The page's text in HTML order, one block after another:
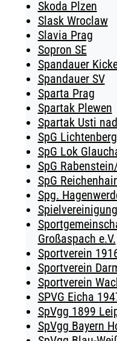
Skoda Plzen
Slask Wroclaw
Slavia Prag
Sopron SE
Spandauer
Spandauer SV
Sparta Prag
Spartak Plewen
Spartak Usti
SpG
SpG Lok
SpG
SpG
Spg.
Großaspach e.V.
Sportverein
Sportverein
Sportverein
SPVG Eicha
SpVgg 1899
SpVgg Bayern